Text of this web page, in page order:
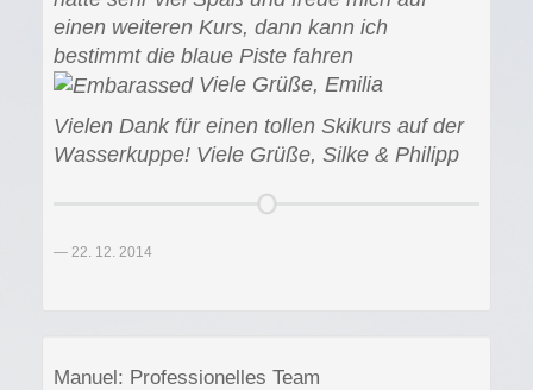
einen weiteren Kurs, dann kann ich
bestimmt die blaue Piste fahren
Viele Grüße, Emilia
Vielen Dank für einen tollen Skikurs auf der
Wasserkuppe! Viele Grüße, Silke & Philipp
22. 12. 2014
Manuel: Professionelles Team